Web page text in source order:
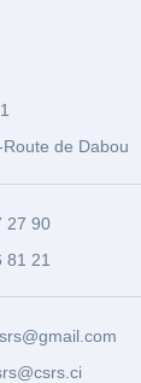
de Dabou
27 90
81 21